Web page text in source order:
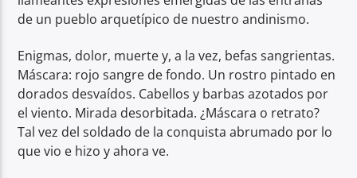
de un pueblo arquetípico de nuestro andinismo.
Enigmas, dolor, muerte y, a la vez, befas sangrientas.
Máscara: rojo sangre de fondo. Un rostro pintado en
dorados desvaídos. Cabellos y barbas azotados por
el viento. Mirada desorbitada. ¿Máscara o retrato?
Tal vez del soldado de la conquista abrumado por lo
que vio e hizo y ahora ve.